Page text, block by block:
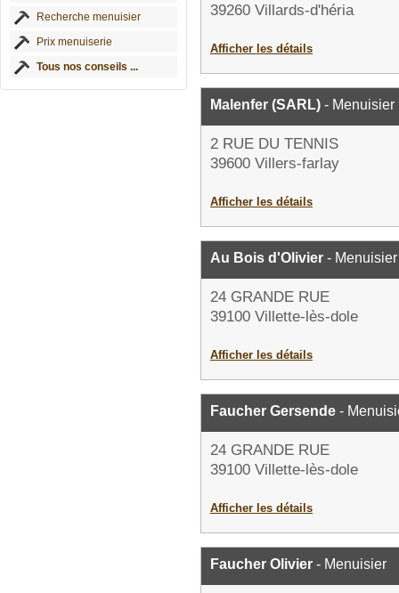
Recherche menuisier
Prix menuiserie
Tous nos conseils ...
39260 Villards-d'héria
Afficher les détails
Malenfer (SARL) - Menuisier
2 RUE DU TENNIS
39600 Villers-farlay
Afficher les détails
Au Bois d'Olivier - Menuisier
24 GRANDE RUE
39100 Villette-lès-dole
Afficher les détails
Faucher Gersende -
24 GRANDE RUE
39100 Villette-lès-dole
Afficher les détails
Faucher Olivier - Menuisier